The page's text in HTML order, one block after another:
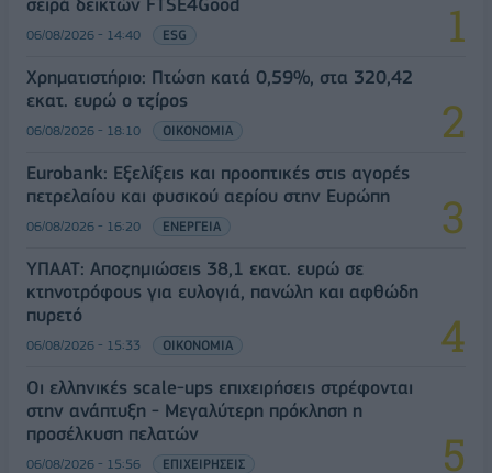
06/08/2026 - 14:40 ESG
Χρηματιστήριο: Πτώση κατά 0,59%, στα 320,42
εκατ. ευρώ ο τζίρος
06/08/2026 - 18:10 ΟΙΚΟΝΟΜΙΑ
Eurobank: Εξελίξεις και προοπτικές στις αγορές
πετρελαίου και φυσικού αερίου στην Ευρώπη
06/08/2026 - 16:20 ΕΝΕΡΓΕΙΑ
ΥΠΑΑΤ: Αποζημιώσεις 38,1 εκατ. ευρώ σε
κτηνοτρόφους για ευλογιά, πανώλη και αφθώδη
πυρετό
06/08/2026 - 15:33 ΟΙΚΟΝΟΜΙΑ
Οι ελληνικές scale-ups επιχειρήσεις στρέφονται
στην ανάπτυξη - Μεγαλύτερη πρόκληση η
προσέλκυση πελατών
06/08/2026 - 15:56 ΕΠΙΧΕΙΡΗΣΕΙΣ